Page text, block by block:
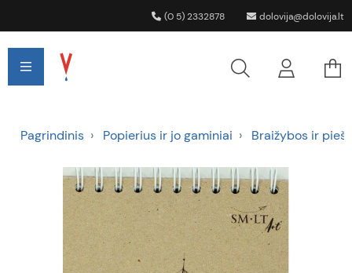
(0 5) 2332878 dolovija@dolovija.lt
Pagrindinis Popierius ir jo gaminiai Braižybos ir